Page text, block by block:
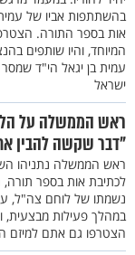
בהשתתפות אביו של
אות בספר התורה.
המיוחד, והיו שותפים
עמית בן יגאל הי"ד
ישראל
ראש הממשלה על
"דבר שקשה להבין
ראש הממשלה נתניהו
לכתיבת אות בספר תורה,
נשמתו של לוחם צה"ל,
במהלך פעילות מבצעית,
הצטרפו גם אתם למיזם